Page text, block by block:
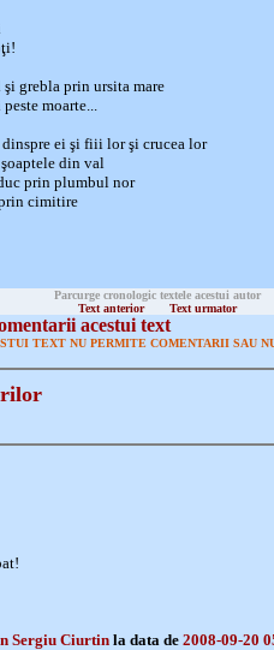
grebla prin ursita mare
moarte...
ei şi fiii lor şi crucea lor
din val
prin plumbul nor
cimitire
Parcurge cronologic textele acestui autor
Text anterior
Text urmator
acestui text
TEXT NU PERMITE COMENTARII SAU
Sergiu Ciurtin la data de 2008-09-20